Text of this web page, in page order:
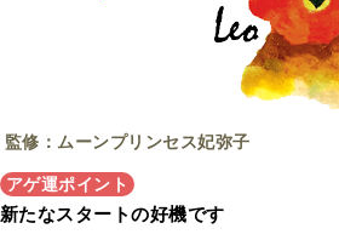
監修：ムーンプリンセス妃弥子
アゲ運ポイント
新たなスタートの好機です